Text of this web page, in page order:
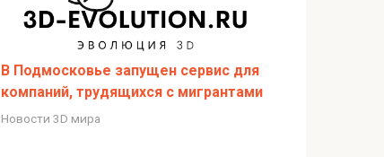
В Подмосковье запущен сервис для
компаний, трудящихся с мигрантами
Новости 3D мира